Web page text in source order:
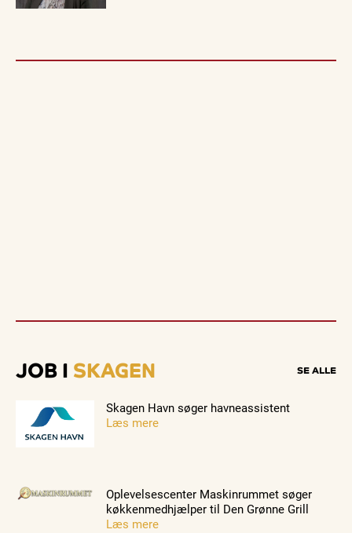
JOB I SKAGEN SE ALLE
Skagen Havn søger havneassistent
Læs mere
Oplevelsescenter Maskinrummet søger
køkkenmedhjælper til Den Grønne Grill
Læs mere